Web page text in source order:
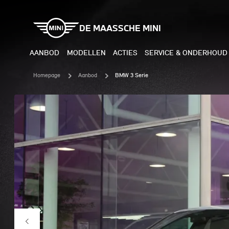
DE MAASSCHE MINI
AANBOD MODELLEN
ELEKTRISCH
MINI COOPER ELECTRIC
MINI ACEMAN ELECTRIC
MINI COUNTRYMAN ELECTRIC
JOHN COOPER WORKS
ELECTRIC
MINI
ACTIES SERVICE & ONDERHOUD
Homepage Aanbod BMW 3 Serie